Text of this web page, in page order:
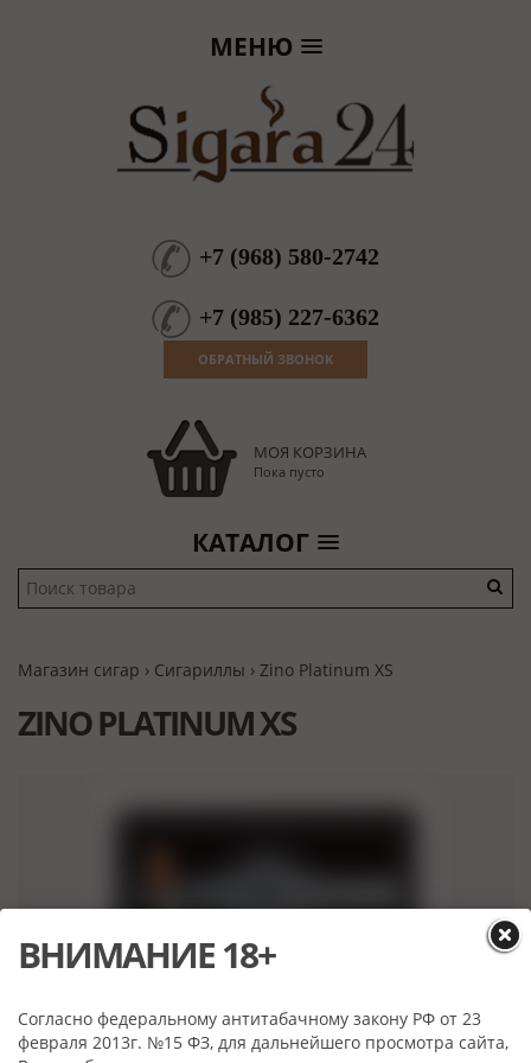
МЕНЮ
+7 (968) 580-2742
+7 (985) 227-6362
ОБРАТНЫЙ ЗВОНОК
МОЯ КОРЗИНА
Пока пусто
КАТАЛОГ
Магазин сигар › Сигариллы › Zino Platinum XS
ZINO PLATINUM XS
ВНИМАНИЕ 18+
Согласно федеральному антитабачному закону РФ от 23
февраля 2013г. №15 ФЗ, для дальнейшего просмотра сайта,